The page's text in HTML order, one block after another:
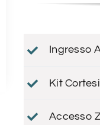
Ingresso
Kit
Accesso